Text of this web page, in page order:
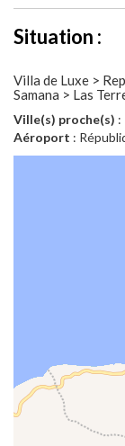
Situation :
Villa de Luxe >
Samana > Las
Ville(s) proche(s) :
Aéroport :